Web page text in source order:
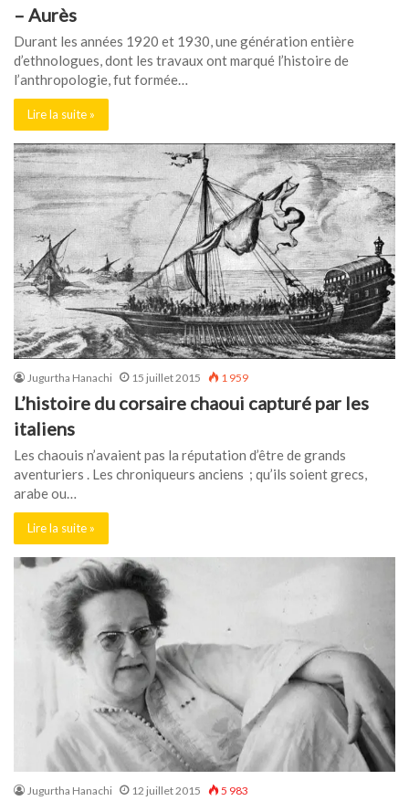
– Aurès
Durant les années 1920 et 1930, une génération entière
d’ethnologues, dont les travaux ont marqué l’histoire de
l’anthropologie, fut formée…
Lire la suite »
Jugurtha Hanachi 15 juillet 2015 1 959
L’histoire du corsaire chaoui capturé par les
italiens
Les chaouis n’avaient pas la réputation d’être de grands
aventuriers . Les chroniqueurs anciens ; qu’ils soient grecs,
arabe ou…
Lire la suite »
Jugurtha Hanachi 12 juillet 2015 5 983